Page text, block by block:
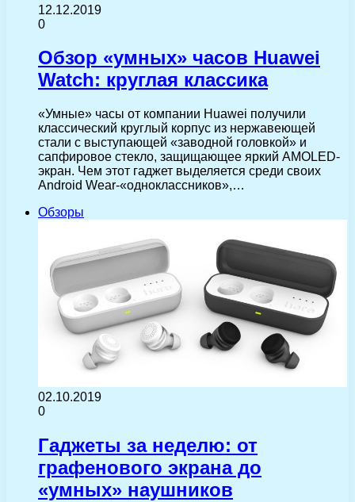
12.12.2019
0
Обзор «умных» часов Huawei
Watch: круглая классика
«Умные» часы от компании Huawei получили
классический круглый корпус из нержавеющей
стали с выступающей «заводной головкой» и
сапфировое стекло, защищающее яркий AMOLED-
экран. Чем этот гаджет выделяется среди своих
Android Wear-«одноклассников»,…
Обзоры
02.10.2019
0
Гаджеты за неделю: от
графенового экрана до
«умных» наушников